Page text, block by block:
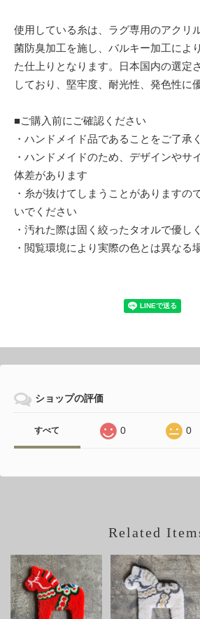
使用している糸は、ラグ専用のアクリ
菌防臭加工を施し、バルキー加工によ
た仕上りとなります。日本国内の選定
しており、堅牢度、耐光性、発色性に
■ご購入前にご確認ください
・ハンドメイド品であることをご了承
・ハンドメイドのため、デザインやサ
体差があります
・糸が抜けてしまうことがありますの
いでください
・汚れた際は固く絞ったタオルで優し
・閲覧環境により実際の色とは異なる
ショップの評価
すべて 0 0
Related